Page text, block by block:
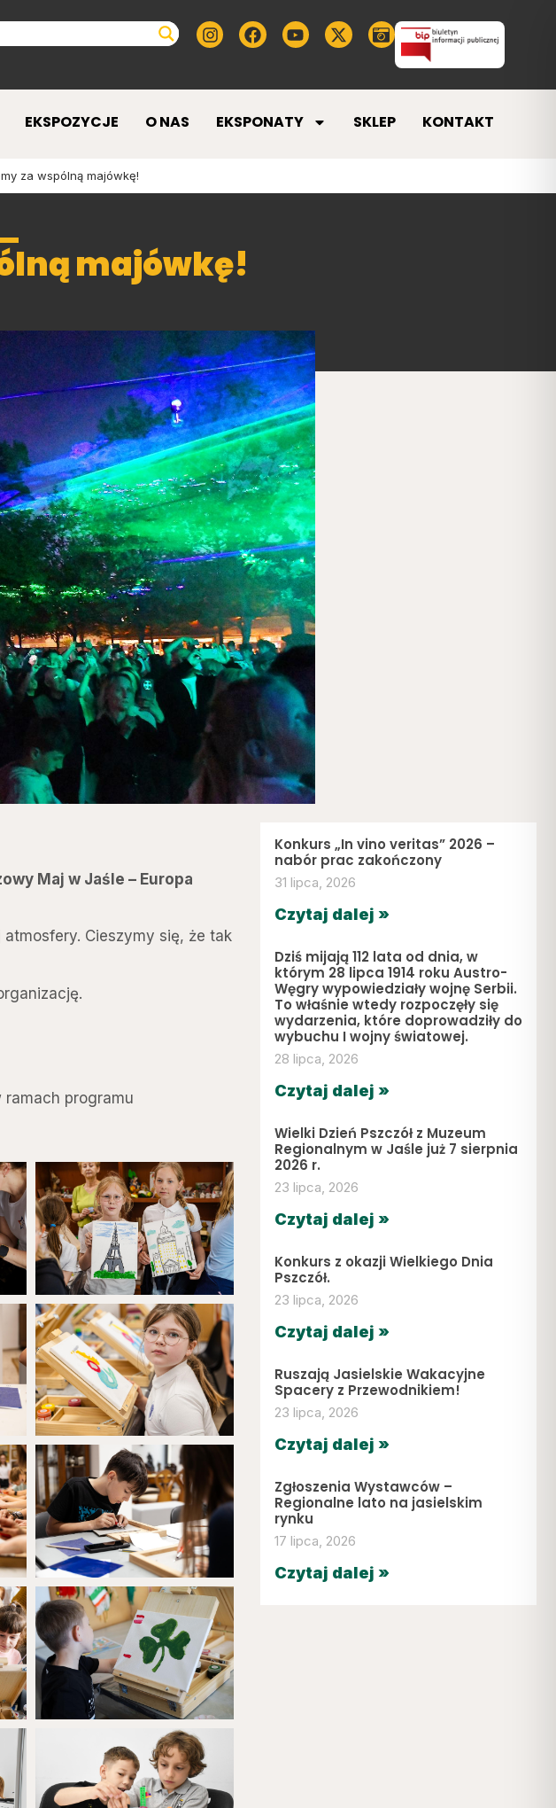
EKSPOZYCJE O NAS EKSPONATY SKLEP KONTAKT
za wspólną majówkę!
majówkę!
Maj w Jaśle – Europa
Cieszymy się, że tak
ramach programu
Konkurs „In vino veritas” 2026 –
nabór prac zakończony
31 lipca, 2026
Czytaj dalej »
Dziś mijają 112 lata od dnia, w
którym 28 lipca 1914 roku Austro-
Węgry wypowiedziały wojnę Serbii.
To właśnie wtedy rozpoczęły się
wydarzenia, które doprowadziły do
wybuchu I wojny światowej.
28 lipca, 2026
Czytaj dalej »
Wielki Dzień Pszczół z Muzeum
Regionalnym w Jaśle już 7 sierpnia
2026 r.
23 lipca, 2026
Czytaj dalej »
Konkurs z okazji Wielkiego Dnia
Pszczół.
23 lipca, 2026
Czytaj dalej »
Ruszają Jasielskie Wakacyjne
Spacery z Przewodnikiem!
23 lipca, 2026
Czytaj dalej »
Zgłoszenia Wystawców –
Regionalne lato na jasielskim
rynku
17 lipca, 2026
Czytaj dalej »